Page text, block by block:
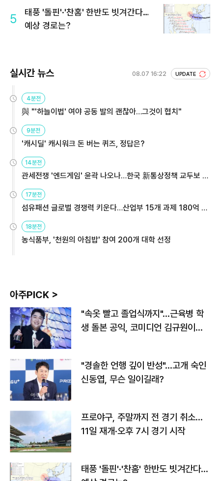
5
태풍 '돌핀'·'찬홈' 한반도 빗겨간다…
예상 경로는?
실시간 뉴스 08.07 16:22 UPDATE
4분전
與 "'하늘이법' 여야 공동 발의 괜찮아…그것이 협치"
9분전
'캐시딜' 캐시워크 돈 버는 퀴즈, 정답은?
14분전
관세전쟁 '엔드게임' 윤곽 나오나…한국 新통상정책 교두보 활
용해야
17분전
섬유패션 글로벌 경쟁력 키운다…산업부 15개 과제 180억 지
원
18분전
농식품부, '천원의 아침밥' 참여 200개 대학 선정
아주PICK >
"속옷 빨고 졸업식까지"…근육병 학
생 돌본 공익, 코미디언 김규원이었
"경솔한 언행 깊이 반성"…고개 숙인
신동엽, 무슨 일이길래?
프로야구, 주말까지 전 경기 취소…
11일 재개·오후 7시 경기 시작
태풍 '돌핀'·'찬홈' 한반도 빗겨간다…